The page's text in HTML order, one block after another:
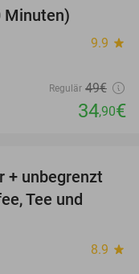
Minuten)
9.9 star
Regulär 49€
34,90€
32%
+ unbegrenzt
Tee und
8.9 star